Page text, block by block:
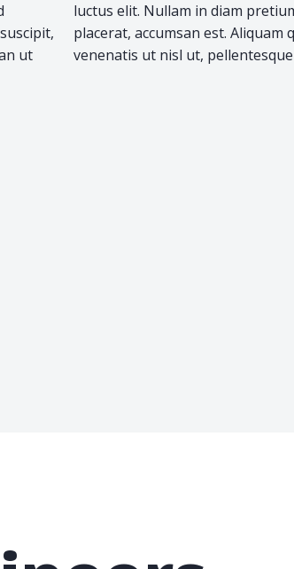
ut
luctus elit. Nullam in diam
placerat, accumsan est. Aliquam
venenatis ut nisl ut,